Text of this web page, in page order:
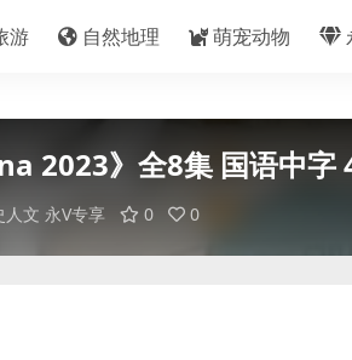
游 自然地理 萌宠动物
2023》全8集 国语中
人文 永V专享 0 0